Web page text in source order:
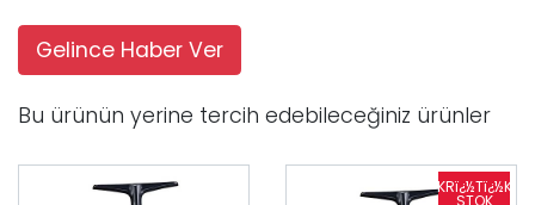
Gelince Haber Ver
Bu ürünün yerine tercih edebileceğiniz ürünler